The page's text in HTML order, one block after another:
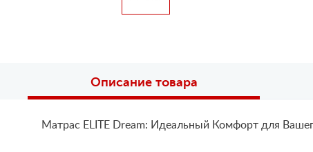
Описание товара
Матрас ELITE Dream: Идеальный Комфорт для